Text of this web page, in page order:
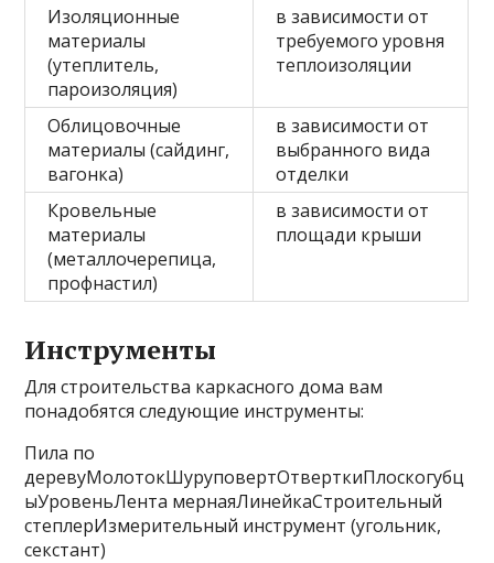
Изоляционные
материалы
(утеплитель,
пароизоляция)
в зависимости от
требуемого уровня
теплоизоляции
Облицовочные
материалы (сайдинг,
вагонка)
в зависимости от
выбранного вида
отделки
Кровельные
материалы
(металлочерепица,
профнастил)
в зависимости от
площади крыши
Инструменты
Для строительства каркасного дома вам
понадобятся следующие инструменты:
Пила по
деревуМолотокШуруповертОтверткиПлоскогубц
ыУровеньЛента мернаяЛинейкаСтроительный
степлерИзмерительный инструмент (угольник,
секстант)